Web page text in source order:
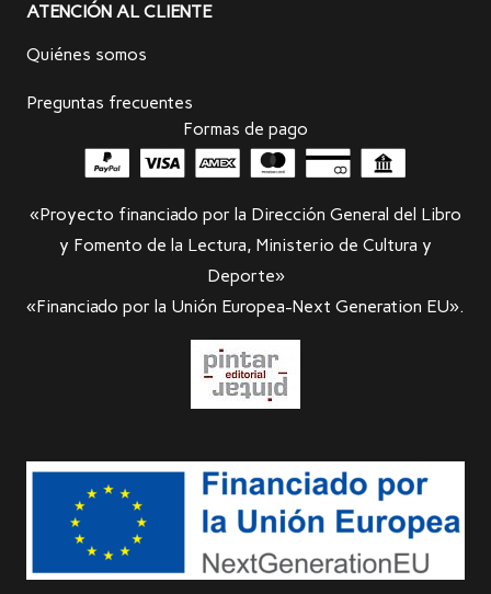
ATENCIÓN AL CLIENTE
Quiénes somos
Preguntas frecuentes
Formas de pago
«Proyecto financiado por la Dirección General del Libro
y Fomento de la Lectura, Ministerio de Cultura y
Deporte»
«Financiado por la Unión Europea-Next Generation EU».